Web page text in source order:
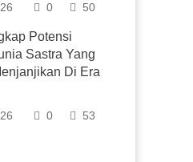
0 50
Potensi
Sastra Yang
Di Era
0 53